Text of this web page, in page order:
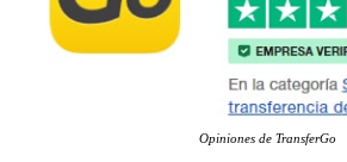
Opiniones de TransferGo